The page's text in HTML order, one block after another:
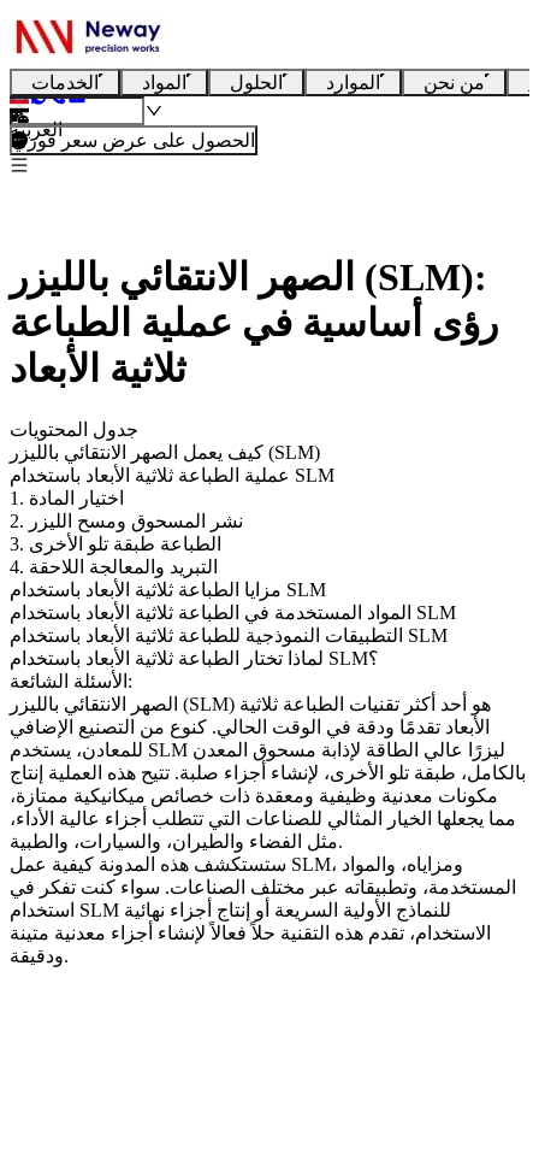
الخدمات المواد الحلول الموارد من نحن
العربية
الحصول على عرض سعر فوري
الصهر الانتقائي بالليزر (SLM):
رؤى أساسية في عملية الطباعة
ثلاثية الأبعاد
جدول المحتويات
كيف يعمل الصهر الانتقائي بالليزر (SLM)
عملية الطباعة ثلاثية الأبعاد باستخدام SLM
1. اختيار المادة
2. نشر المسحوق ومسح الليزر
3. الطباعة طبقة تلو الأخرى
4. التبريد والمعالجة اللاحقة
مزايا الطباعة ثلاثية الأبعاد باستخدام SLM
المواد المستخدمة في الطباعة ثلاثية الأبعاد باستخدام SLM
التطبيقات النموذجية للطباعة ثلاثية الأبعاد باستخدام SLM
لماذا تختار الطباعة ثلاثية الأبعاد باستخدام SLM؟
الأسئلة الشائعة:
الصهر الانتقائي بالليزر (SLM) هو أحد أكثر تقنيات الطباعة ثلاثية
الأبعاد تقدمًا ودقة في الوقت الحالي. كنوع من التصنيع الإضافي
للمعادن، يستخدم SLM ليزرًا عالي الطاقة لإذابة مسحوق المعدن
بالكامل، طبقة تلو الأخرى، لإنشاء أجزاء صلبة. تتيح هذه العملية إنتاج
مكونات معدنية وظيفية ومعقدة ذات خصائص ميكانيكية ممتازة،
مما يجعلها الخيار المثالي للصناعات التي تتطلب أجزاء عالية الأداء،
مثل الفضاء والطيران، و السيارات، و الطبية
.
ستستكشف هذه المدونة كيفية عمل SLM، ومزاياه، والمواد
المستخدمة، وتطبيقاته عبر مختلف الصناعات. سواء كنت تفكر في
استخدام SLM للنماذج الأولية السريعة أو إنتاج أجزاء نهائية
الاستخدام، تقدم هذه التقنية حلاً فعالاً لإنشاء أجزاء معدنية متينة
ودقيقة.